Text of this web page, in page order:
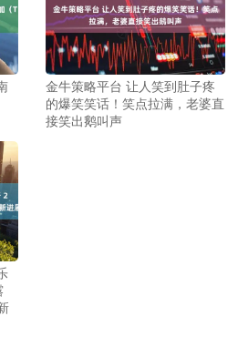
金牛策略平台 让人笑到肚子疼
的爆笑笑话！笑点拉满，老婆直
接笑出鹅叫声